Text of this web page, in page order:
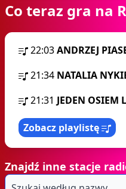
Co teraz gra na
22:03ANDRZEJ
21:34 NATALIA
21:31 JEDEN OSIEM L
Zobacz playlistę
Znajdź inne stacje